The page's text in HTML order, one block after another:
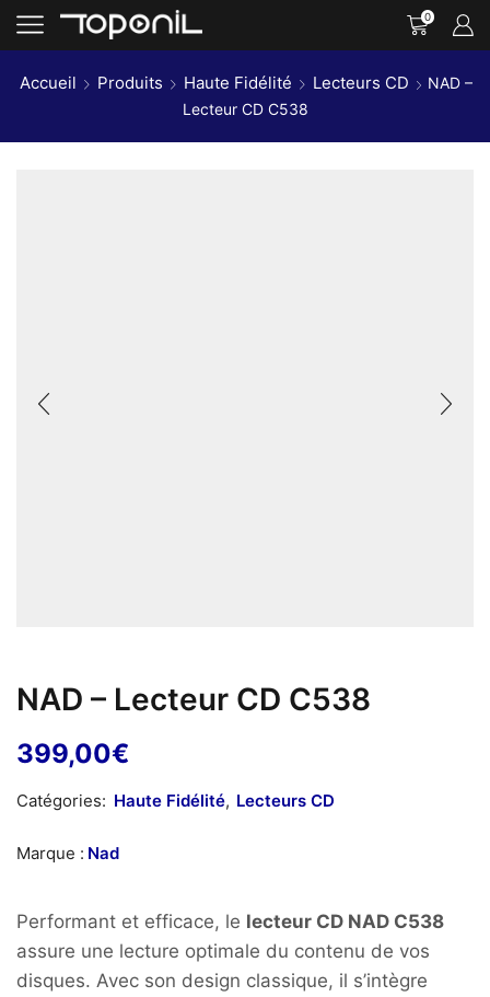
0
Accueil Produits Haute Fidélité Lecteurs CD
NAD –
Lecteur CD C538
NAD – Lecteur CD C538
399,00€
Catégories: Haute Fidélité, Lecteurs CD
Marque : Nad
Performant et efficace, le lecteur CD NAD C538
assure une lecture optimale du contenu de vos
disques. Avec son design classique, il s’intègre